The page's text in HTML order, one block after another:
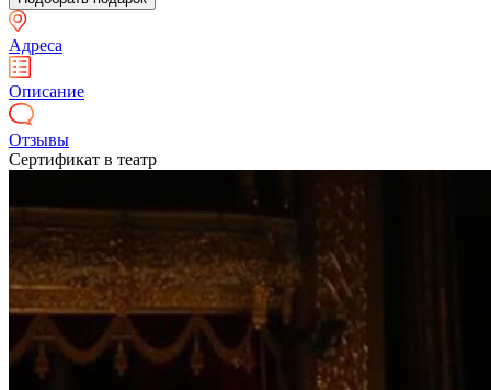
Адреса
Описание
Отзывы
Сертификат в театр